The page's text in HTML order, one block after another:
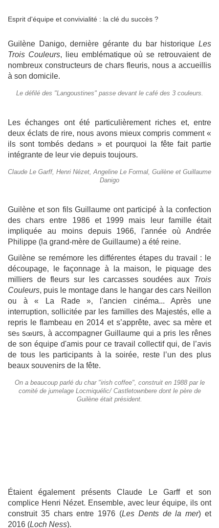
Esprit d'équipe et convivialité : la clé du succès ?
Guilène Danigo, dernière gérante du bar historique Les
Trois Couleurs, lieu emblématique où se retrouvaient de
nombreux constructeurs de chars fleuris, nous a accueillis
à son domicile.
Le défilé des "Langoustines" passe devant le café des 3 couleurs.
Les échanges ont été particulièrement riches et, entre
deux éclats de rire, nous avons mieux compris comment «
ils sont tombés dedans » et pourquoi la fête fait partie
intégrante de leur vie depuis toujours.
Claude Le Garff, Henri Nézet, Angeline Le Formal, Guilène et Guillaume
Danigo
Guilène et son fils Guillaume ont participé à la confection
des chars entre 1986 et 1999 mais leur famille était
impliquée au moins depuis 1966, l'année où Andrée
Philippe (la grand-mère de Guillaume) a été reine.
Guilène se remémore les différentes étapes du travail : le
découpage, le façonnage à la maison, le piquage des
milliers de fleurs sur les carcasses soudées aux Trois
Couleurs, puis le montage dans le hangar des cars Neillon
ou à « La Rade », l'ancien cinéma... Après une
interruption, sollicitée par les familles des Majestés, elle a
repris le flambeau en 2014 et s’apprête, avec sa mère et
ses sœurs, à accompagner Guillaume qui a pris les rênes
de son équipe d'amis pour ce travail collectif qui, de l’avis
de tous les participants à la soirée, reste l’un des plus
beaux souvenirs de la fête.
On a beaucoup parlé du char "irish coffee", construit en 1988 par le
comité de jumelage Locmiquélic/ Castletownbere dont le père de
Guilène était président.
Étaient également présents Claude Le Garff et son
complice Henri Nézet. Ensemble, avec leur équipe, ils ont
construit 35 chars entre 1976 (Les Dents de la mer) et
2016 (Loch Ness).